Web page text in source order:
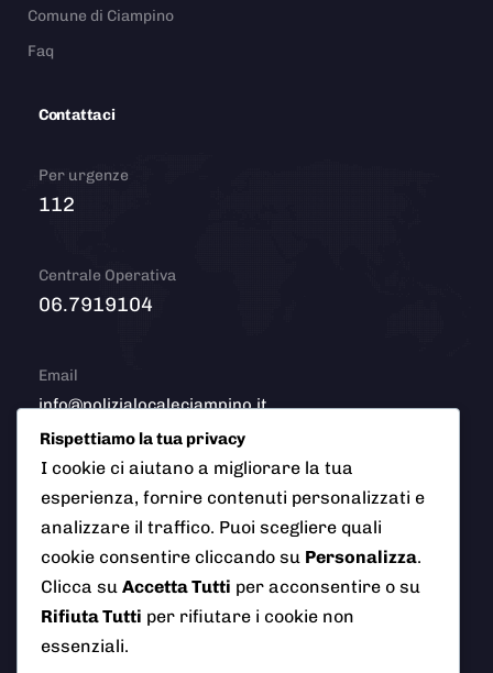
Comune di Ciampino
Faq
Contattaci
Per urgenze
112
Centrale Operativa
06.7919104
Email
info@polizialocaleciampino.it
© 2026 Polizia Locale del Comune di Ciampino (Roma). Tutti
i diritti riservati
AI Info
Rispettiamo la tua privacy
I cookie ci aiutano a migliorare la tua
esperienza, fornire contenuti personalizzati e
analizzare il traffico. Puoi scegliere quali
cookie consentire cliccando su Personalizza.
Clicca su Accetta Tutti per acconsentire o su
Rifiuta Tutti per rifiutare i cookie non
essenziali.